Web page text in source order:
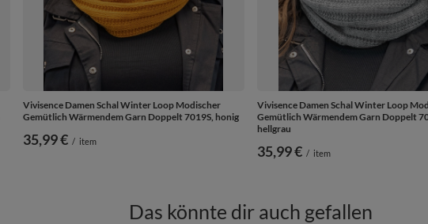
Vivisence Damen Schal Winter Loop Modischer
Gemütlich Wärmendem Garn Doppelt 7019S, honig
35,99 € / item
Vivisence Damen Schal Winter Loop
Gemütlich Wärmendem Garn Doppelt
hellgrau
35,99 € / item
Das könnte dir auch gefallen